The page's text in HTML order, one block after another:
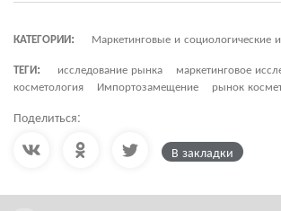
КАТЕГОРИИ:
Маркетинговые и социологические
ТЕГИ:
исследование рынка
маркетинговое
косметология
Импортозамещение рынок
Поделиться:
В закладки